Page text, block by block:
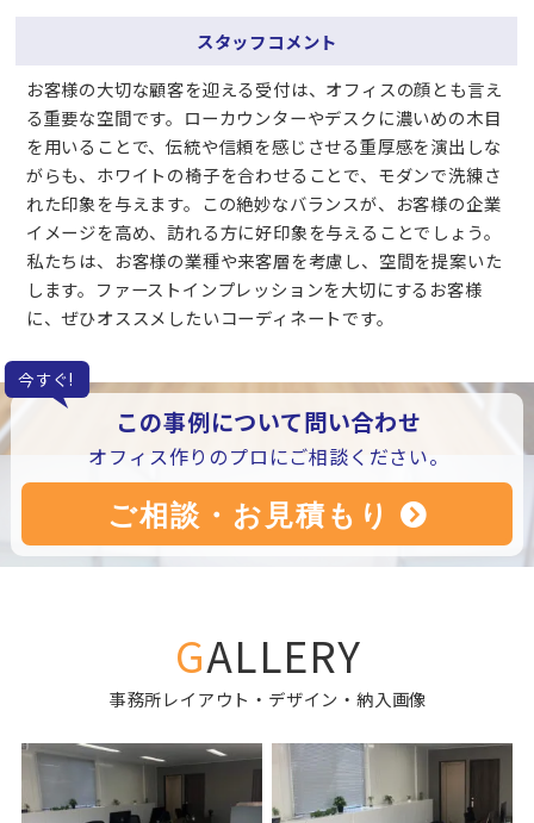
スタッフコメント
お客様の大切な顧客を迎える受付は、オフィスの顔とも言え
る重要な空間です。ローカウンターやデスクに濃いめの木目
を用いることで、伝統や信頼を感じさせる重厚感を演出しな
がらも、ホワイトの椅子を合わせることで、モダンで洗練さ
れた印象を与えます。この絶妙なバランスが、お客様の企業
イメージを高め、訪れる方に好印象を与えることでしょう。
私たちは、お客様の業種や来客層を考慮し、空間を提案いた
します。ファーストインプレッションを大切にするお客様
に、ぜひオススメしたいコーディネートです。
今すぐ!
この事例について問い合わせ
オフィス作りのプロにご相談ください。
GALLERY
事務所レイアウト・デザイン・納入画像